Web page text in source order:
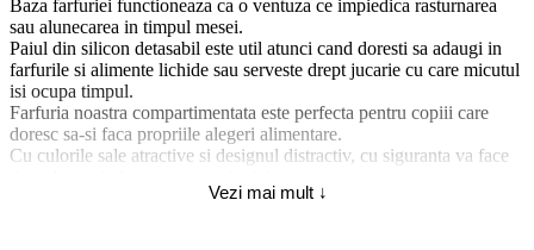
Baza farfuriei functioneaza ca o ventuza ce impiedica rasturnarea
sau alunecarea in timpul mesei.
Paiul din silicon detasabil este util atunci cand doresti sa adaugi in
farfurile si alimente lichide sau serveste drept jucarie cu care micutul
isi ocupa timpul.
Farfuria noastra compartimentata este perfecta pentru copiii care
doresc sa-si faca propriile alegeri alimentare.
Cu culorile sale atractive si designul distractiv, cu siguranta va face
Farfuriile sunt compacte si portabile si pot fi luate oriunde.
Vezi mai mult ↓